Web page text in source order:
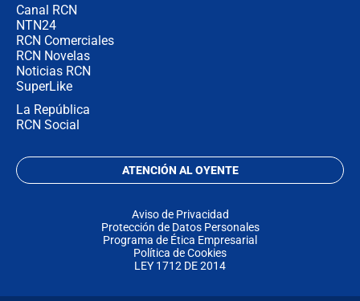
Canal RCN
NTN24
RCN Comerciales
RCN Novelas
Noticias RCN
SuperLike
La República
RCN Social
ATENCIÓN AL OYENTE
Aviso de Privacidad
Protección de Datos Personales
Programa de Ética Empresarial
Política de Cookies
LEY 1712 DE 2014